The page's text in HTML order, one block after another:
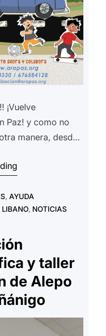
¡Vuelve
Paz! y como no
manera, desde
con otras
el proyecto de
de menores
en Paz”.
a todas
interesadas en
a un…
, AYUDA
LIBANO, NOTICIAS
y taller
de Alepo